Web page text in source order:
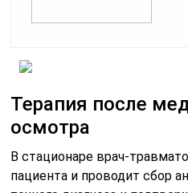
Терапия после
осмотра
В стационаре врач-
пациента и проводит сбор